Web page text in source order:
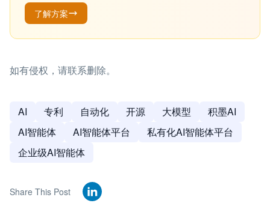
了解方案
如有侵权，请联系删除。
AI 专利 自动化 开源 大模型
积墨AI
AI智能体
AI智能体平台
私有化AI智能体平台
企业级AI智能体
Share This Post